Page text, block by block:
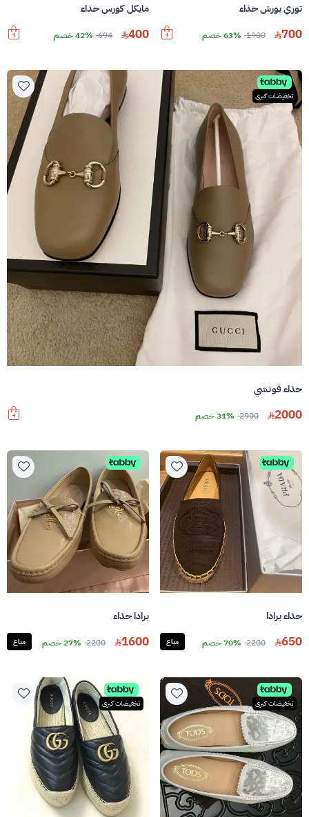
توري بورش حذاء
700
1900 63% خصم
مايكل كورس حذاء
400
694 42% خصم
تخفيضات كبرى
حذاء قوتشي
2000
2900 31% خصم
حذاء برادا
650
2200 70% خصم مباع
برادا حذاء
1600
2200 27% خصم مباع
تخفيضات كبرى تخفيضات كبرى